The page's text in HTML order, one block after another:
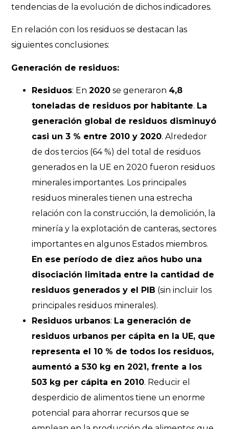
tendencias de la evolución de dichos indicadores.
En relación con los residuos se destacan las
siguientes conclusiones:
Generación de residuos:
Residuos: En 2020 se generaron 4,8
toneladas de residuos por habitante. La
generación global de residuos disminuyó
casi un 3 % entre 2010 y 2020. Alrededor
de dos tercios (64 %) del total de residuos
generados en la UE en 2020 fueron residuos
minerales importantes. Los principales
residuos minerales tienen una estrecha
relación con la construcción, la demolición, la
minería y la explotación de canteras, sectores
importantes en algunos Estados miembros.
En ese período de diez años hubo una
disociación limitada entre la cantidad de
residuos generados y el PIB (sin incluir los
principales residuos minerales).
Residuos urbanos: La generación de
residuos urbanos per cápita en la UE, que
representa el 10 % de todos los residuos,
aumentó a 530 kg en 2021, frente a los
503 kg per cápita en 2010. Reducir el
desperdicio de alimentos tiene un enorme
potencial para ahorrar recursos que se